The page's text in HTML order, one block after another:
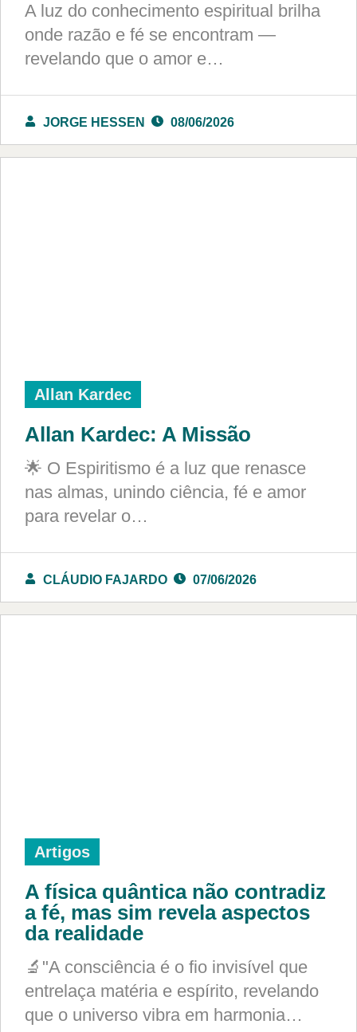
A luz do conhecimento espiritual brilha
onde razão e fé se encontram —
revelando que o amor e…
JORGE HESSEN 08/06/2026
Allan Kardec
Allan Kardec: A Missão
🌟 O Espiritismo é a luz que renasce
nas almas, unindo ciência, fé e amor
para revelar o…
CLÁUDIO FAJARDO 07/06/2026
Artigos
A física quântica não contradiz
a fé, mas sim revela aspectos
da realidade
🔬"A consciência é o fio invisível que
entrelaça matéria e espírito, revelando
que o universo vibra em harmonia…